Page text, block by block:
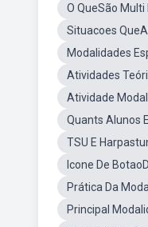
O QueSão
Situacoes
Modalidades
Atividades
Atividade
Quants Alunos
TSU E
Icone De
Prática Da
Principal